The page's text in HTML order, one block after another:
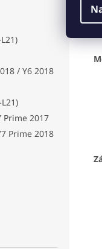
/ Y6 2018
Prime 2017
Prime 2018